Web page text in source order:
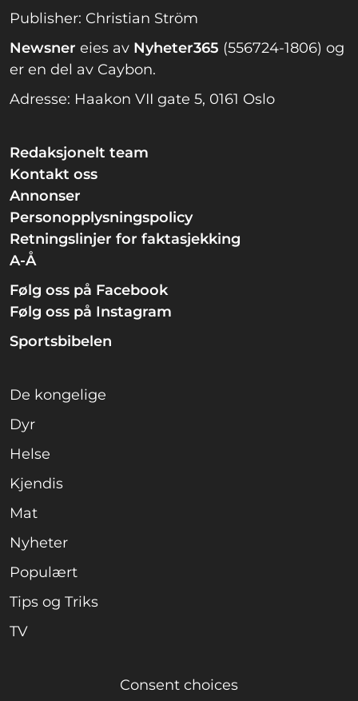
Publisher: Christian Ström
Newsner eies av Nyheter365 (556724-1806) og
er en del av Caybon.
Adresse: Haakon VII gate 5, 0161 Oslo
Redaksjonelt team
Kontakt oss
Annonser
Personopplysningspolicy
Retningslinjer for faktasjekking
A-Å
Følg oss på Facebook
Følg oss på Instagram
Sportsbibelen
De kongelige
Dyr
Helse
Kjendis
Mat
Nyheter
Populært
Tips og Triks
TV
Consent choices